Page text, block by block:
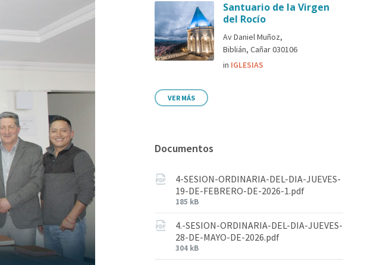
Santuario de la Virgen
del Rocío
Av Daniel Muñoz,
Biblián, Cañar 030106
in IGLESIAS
VER MÁS
Documentos
4-SESION-ORDINARIA-DEL-DIA-JUEVES-
19-DE-FEBRERO-DE-2026-1.pdf
185 kB
4.-SESION-ORDINARIA-DEL-DIA-JUEVES-
28-DE-MAYO-DE-2026.pdf
304 kB